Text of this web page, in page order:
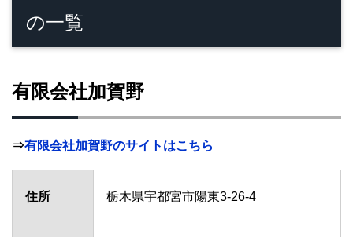
の一覧
有限会社加賀野
⇒有限会社加賀野のサイトはこちら
住所 栃木県宇都宮市陽東3-26-4